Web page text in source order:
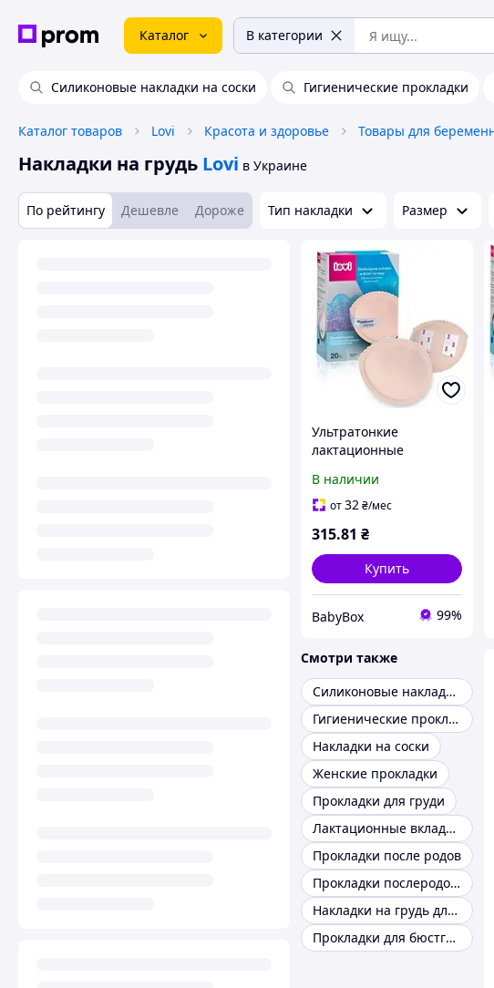
Каталог В категории
Силиконовые накладки на соски Гигиенические прокладки
Каталог товаров Lovi Красота и здоровье
Накладки на грудь Lovi в Украине
По рейтингу Дешевле Дороже Тип накладки Размер
Ультратонкие
лактационные
Lovi Discreet Elegance
20 шт. бежевые
В наличии
от32₴/мес
315.81 ₴
Купить
BabyBox 99%
Смотри также
Силиконовые накладки на соски
Гигиенические прокладки
Накладки на соски
Женские прокладки
Прокладки для груди
Лактационные вкладыши
Прокладки после родов
Прокладки послеродовые
Накладки на грудь для кормления
Прокладки для бюстгальтера